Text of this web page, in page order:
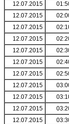
12.07.2015
12.07.2015
12.07.2015
12.07.2015
12.07.2015
12.07.2015
12.07.2015
12.07.2015
12.07.2015
12.07.2015
12.07.2015